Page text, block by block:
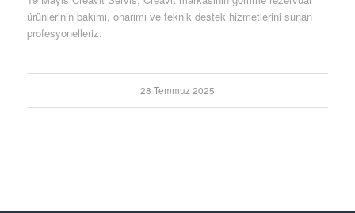
ürünlerinin bakımı, onarımı ve teknik destek hizmetlerini sunan
profesyonelleriz.
28 Temmuz 2025